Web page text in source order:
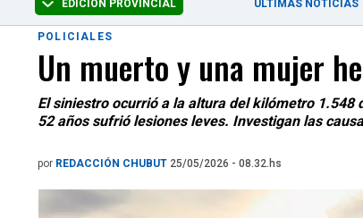
EDICIÓN PROVINCIAL ÚLTIMAS NOTICIAS
POLICIALES
Un muerto y una mujer
El siniestro ocurrió a la altura del kilómetro 1.548
52 años sufrió lesiones leves. Investigan las
por REDACCIÓN CHUBUT 25/05/2026 - 08.32.hs